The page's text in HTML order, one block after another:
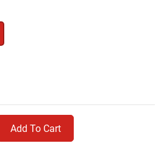
Add To Cart